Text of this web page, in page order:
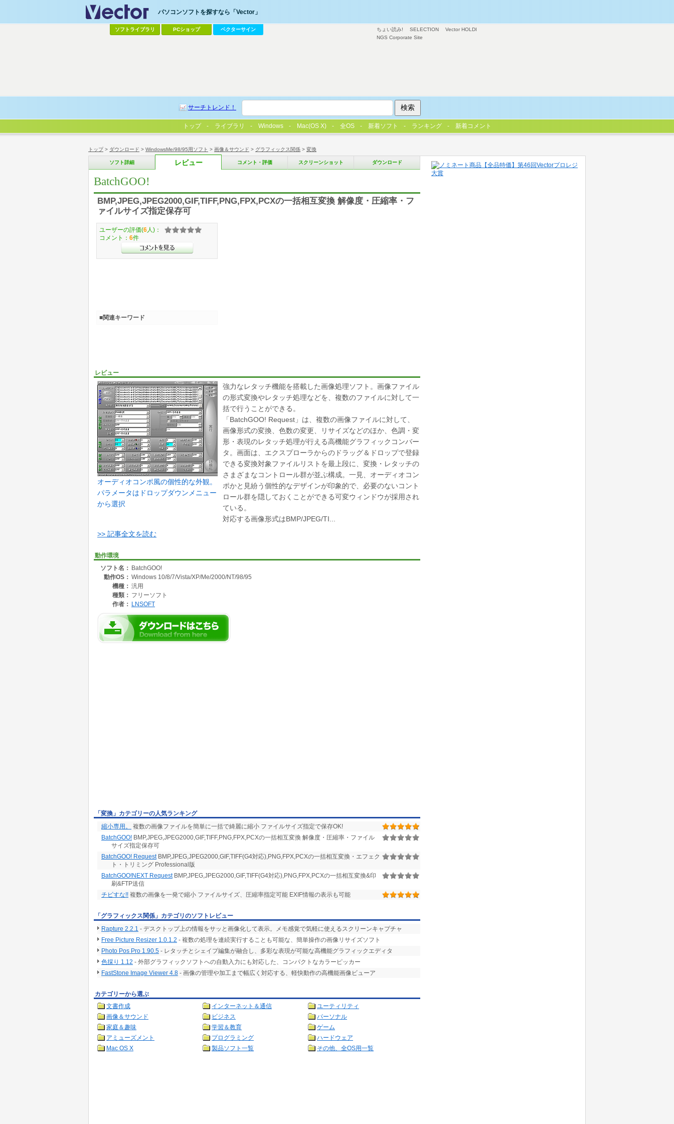
トップ> ダウンロード > WindowsMe/98/95用ソフト > 画像＆サウンド > グラフィックス関係 > 変換
ソフト詳細 レビュー コメント・評価 スクリーンショット ダウンロード
BatchGOO!
BMP,JPEG,JPEG2000,GIF,TIFF,PNG,FPX,PCXの一括相互変換 解像度・圧縮率・フ
ァイルサイズ指定保存可
レビュー
オーディオコンポ風の個性的な外観。
パラメータはドロップダウンメニュー
から選択
強力なレタッチ機能を搭載した画像処理ソフト。画像ファイル
の形式変換やレタッチ処理などを、複数のファイルに対して一
括で行うことができる。
「BatchGOO! Request」は、複数の画像ファイルに対して、
画像形式の変換、色数の変更、リサイズなどのほか、色調・変
形・表現のレタッチ処理が行える高機能グラフィックコンバー
タ。画面は、エクスプローラからのドラッグ＆ドロップで登録
できる変換対象ファイルリストを最上段に、変換・レタッチの
さまざまなコントロール群が並ぶ構成。一見、オーディオコン
ポかと見紛う個性的なデザインが印象的で、必要のないコント
ロール群を隠しておくことができる可変ウィンドウが採用され
ている。
対応する画像形式はBMP/JPEG/TI...
>> 記事全文を読む
動作環境
ソフト名： BatchGOO!
動作OS： Windows 10/8/7/Vista/XP/Me/2000/NT/98/95
機種： 汎用
種類： フリーソフト
作者： LNSOFT
ユーザーの評価(6 人)：
コメント： 6件
■関連キーワード
「変換」カテゴリーの人気ランキング
縮小専用。
複数の画像ファイルを簡単に一括で綺麗に縮小 ファイルサイズ指定で保存OK!
BatchGOO! BMP,JPEG,JPEG2000,GIF,TIFF,PNG,FPX,PCXの一括相互変換 解像度・圧縮率・ファイル
サイズ指定保存可
BatchGOO! RequestBMP,JPEG,JPEG2000,GIF,TIFF(G4対応),PNG,FPX,PCXの一括相互変換・エフェク
ト・トリミング Professional版
BatchGOO!NEXT RequestBMP,JPEG,JPEG2000,GIF,TIFF(G4対応),PNG,FPX,PCXの一括相互変換&印
刷&FTP送信
チビすな!! 複数の画像を一発で縮小 ファイルサイズ、圧縮率指定可能 EXIF情報の表示も可能
「グラフィックス関係」カテゴリのソフトレビュー
Rapture 2.2.1 - デスクトップ上の情報をサッと画像化して表示。メモ感覚で気軽に使えるスクリーンキャプチャ
Free Picture Resizer 1.0.1.2 - 複数の処理を連続実行することも可能な、簡単操作の画像リサイズソフト
Photo Pos Pro 1.90.5 - レタッチとシェイプ編集が融合し、多彩な表現が可能な高機能グラフィックエディタ
色採り 1.12 - 外部グラフィックソフトへの自動入力にも対応した、コンパクトなカラーピッカー
FastStone Image Viewer 4.8 - 画像の管理や加工まで幅広く対応する、軽快動作の高機能画像ビューア
カテゴリーから選ぶ
文書作成
インターネット＆通信
ユーティリティ
画像＆サウンド
ビジネス
パーソナル
家庭＆趣味
学習＆教育
ゲーム
アミューズメント
プログラミング
ハードウェア
Mac OS X
製品ソフト一覧 その他、全OS用一覧
ちょい読み! SELECTION
Vector HOLDI
NGS Corporate Site
パソコンソフトを探すなら「Vector」
ソフトライブラリ PCショップ ベクターサイン
サーチトレンド！
トップ ライブラリ Windows Mac(OS X) 全OS 新着ソフト ランキング 新着コメント